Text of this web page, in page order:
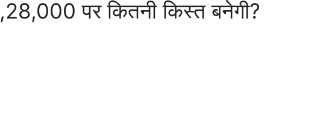
पर कितनी किस्त बनेगी?